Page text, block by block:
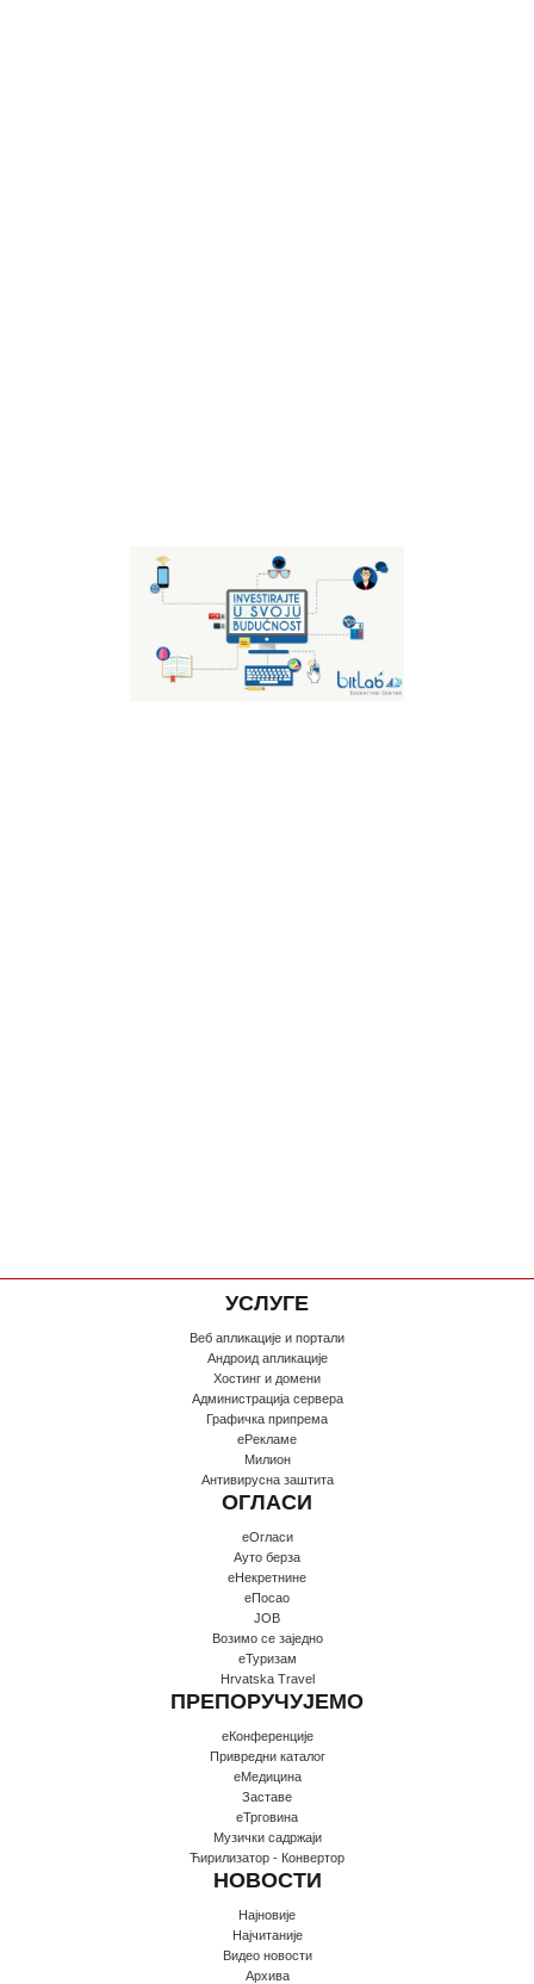
УСЛУГЕ
Веб апликације и портали
Андроид апликације
Хостинг и домени
Администрација сервера
Графичка припрема
еРекламе
Милион
Антивирусна заштита
ОГЛАСИ
еОгласи
Ауто берза
еНекретнине
еПосао
JOB
Возимо се заједно
еТуризам
Hrvatska Travel
ПРЕПОРУЧУЈЕМО
еКонференције
Привредни каталог
еМедицина
Заставе
еТрговина
Музички садржаји
Ћирилизатор - Конвертор
НОВОСТИ
Најновије
Најчитаније
Видео новости
Архива